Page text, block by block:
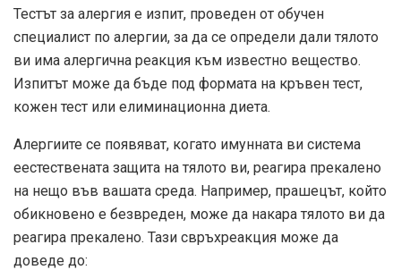
Тестът за алергия е изпит, проведен от обучен
специалист по алергии, за да се определи дали тялото
ви има алергична реакция към известно вещество.
Изпитът може да бъде под формата на кръвен тест,
кожен тест или елиминационна диета.
Алергиите се появяват, когато имунната ви система
еестествената защита на тялото ви, реагира прекалено
на нещо във вашата среда. Например, прашецът, който
обикновено е безвреден, може да накара тялото ви да
реагира прекалено. Тази свръхреакция може да
доведе до: